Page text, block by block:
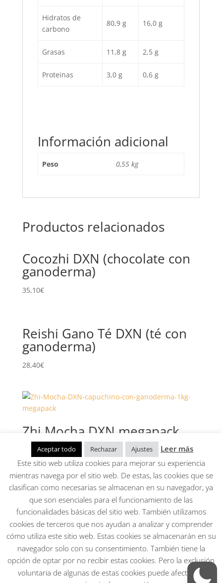
Hidratos de
carbono
80,9 g 16,0 g
Grasas 11,8 g 2,5 g
Proteinas 3,0 g 0,6 g
Información adicional
Peso 0,55 kg
Productos relacionados
Cocozhi DXN (chocolate con
ganoderma)
35,10€
Reishi Gano Té DXN (té con
ganoderma)
28,40€
Zhi Mocha DXN megapack
(capuchino con ganoderma)
1kg
71,40 €
Aviso Legal, Política de privacidad, Condiciones
generales, cookies
Mi cuenta
Todos los derechos reservados. Página creada por
Aceptar todo Rechazar Ajustes
Leer más
Este sitio web utiliza cookies para mejorar su experiencia
mientras navega por el sitio web. De estas, las cookies que se
clasifican como necesarias se almacenan en su navegador, ya
que son esenciales para el funcionamiento de las
funcionalidades básicas del sitio web. También utilizamos
cookies de terceros que nos ayudan a analizar y comprender
cómo utiliza este sitio web. Estas cookies se almacenarán en su
navegador solo con su consentimiento. También tiene la
opción de optar por no recibir estas cookies. Pero la exclusión
voluntaria de algunas de estas cookies puede afectar su